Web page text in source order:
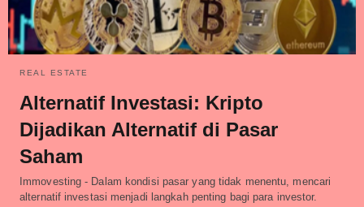
REAL ESTATE
Alternatif Investasi: Kripto
Dijadikan Alternatif di Pasar
Saham
Immovesting - Dalam kondisi pasar yang tidak menentu, mencari
alternatif investasi menjadi langkah penting bagi para investor.